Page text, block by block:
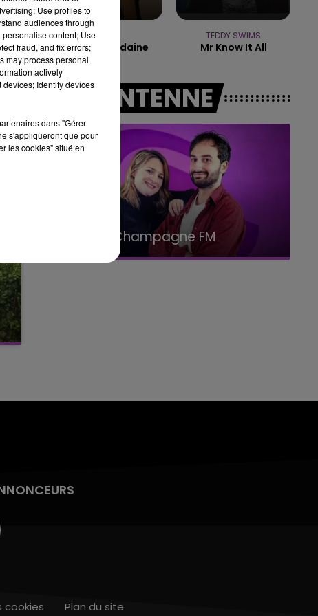
14h00 - 15h00
LA RADIO POP
Soiree Mondaine
TEDDY SWIMS
Mr Know It All
A L'ANTENNE
Le Club Champagne FM
cookies Plan du site
Use profiles to
audiences through
content; Use
fraud, and fix errors;
may process personal
actively
Identify devices
dans "Gérer
s'appliqueront que pour
les cookies" situé en